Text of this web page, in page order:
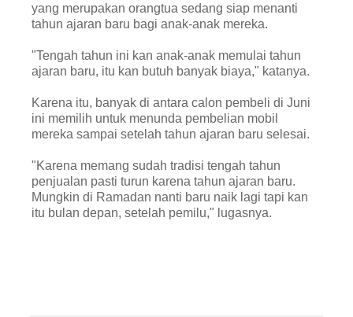
yang merupakan orangtua sedang siap menanti
tahun ajaran baru bagi anak-anak mereka.
"Tengah tahun ini kan anak-anak memulai tahun
ajaran baru, itu kan butuh banyak biaya," katanya.
Karena itu, banyak di antara calon pembeli di Juni
ini memilih untuk menunda pembelian mobil
mereka sampai setelah tahun ajaran baru selesai.
"Karena memang sudah tradisi tengah tahun
penjualan pasti turun karena tahun ajaran baru.
Mungkin di Ramadan nanti baru naik lagi tapi kan
itu bulan depan, setelah pemilu," lugasnya.